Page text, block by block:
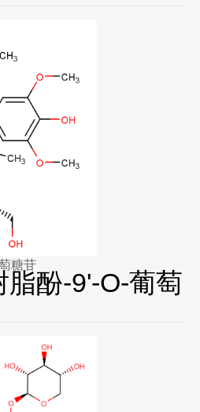
糖苷
脂酚-9'-O-葡萄